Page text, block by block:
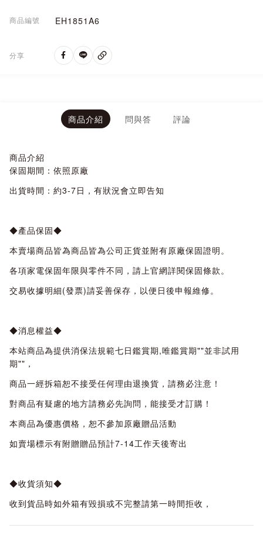
商品編號 EH1851A6
分享
商品介紹 問與答 評論
商品介紹
保固期間：依照原廠
出貨時間：約3-7日，有狀況會立即告知
◆產品保固◆
本賣場商品皆為商品皆為公司正貨並附有原廠保固證明。
各項家電保固年限與零件不同，請上官網詳閱保固條款。
交易收據明細(發票)請妥善保存，以便日後申報維修。
◆消息權益◆
本站商品為提供消保法規範七日鑑賞期,唯鑑賞期""並非試用
期""，
商品一經拆箱恕不接受任何理由退換貨，請務必注意！
對商品有疑慮的地方請務必先詢問，能接受才訂購！
本商品為優惠價格，恕不參加原廠贈品活動
如賣場標示有附贈贈品預計7-14工作天後寄出
◆收貨須知◆
收到貨品時如外箱有毀損或不完整請第一時間拒收，
一經收貨，購買人即須負保管責任，